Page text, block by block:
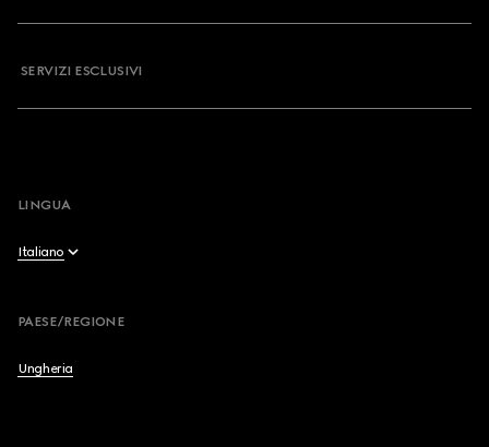
SERVIZI ESCLUSIVI
LINGUA
Italiano
Français
PAESE/REGIONE
Ungheria